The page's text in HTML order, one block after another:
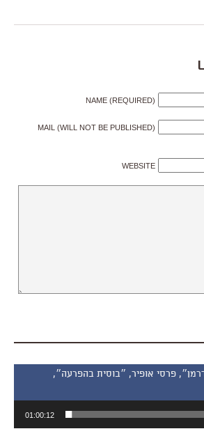
NAME (REQUIRED)
MAIL (WILL NOT BE PUBLISHED)
WEBSITE
״ספיידרמן״, פרסי אופיר, ״בוסית בהפרעה״,
01:00:12